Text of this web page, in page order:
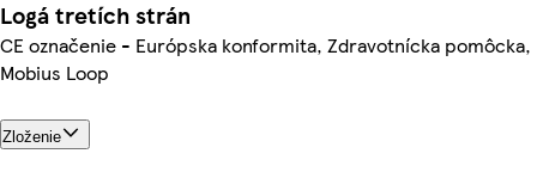
Logá tretích strán
CE označenie - Európska konformita, Zdravotnícka pomôcka,
Mobius Loop
Zloženie